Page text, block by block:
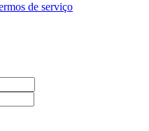
de serviço